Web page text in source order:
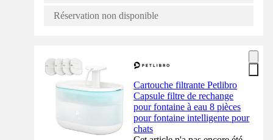
Réservation non disponible
Cartouche filtrante Petlibro
Capsule filtre de rechange
pour fontaine à eau 8 pièces
pour fontaine intelligente pour
chats